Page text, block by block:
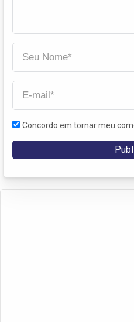
Concordo em tornar meu